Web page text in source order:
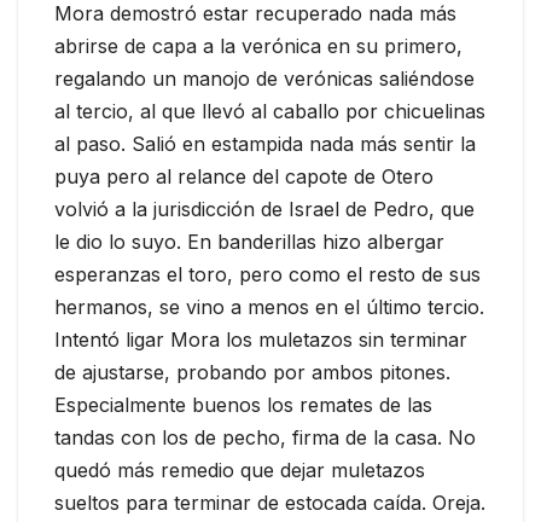
Mora demostró estar recuperado nada más
abrirse de capa a la verónica en su primero,
regalando un manojo de verónicas saliéndose
al tercio, al que llevó al caballo por chicuelinas
al paso. Salió en estampida nada más sentir la
puya pero al relance del capote de Otero
volvió a la jurisdicción de Israel de Pedro, que
le dio lo suyo. En banderillas hizo albergar
esperanzas el toro, pero como el resto de sus
hermanos, se vino a menos en el último tercio.
Intentó ligar Mora los muletazos sin terminar
de ajustarse, probando por ambos pitones.
Especialmente buenos los remates de las
tandas con los de pecho, firma de la casa. No
quedó más remedio que dejar muletazos
sueltos para terminar de estocada caída. Oreja.